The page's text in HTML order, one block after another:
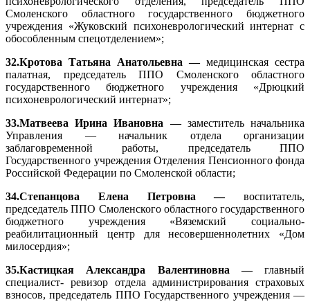
Смоленского областного государственного бюджетного
учреждения «Жуковский психоневрологический интернат с
обособленным спецотделением»;
32.Кротова Татьяна Анатольевна — медицинская сестра
палатная, председатель ППО Смоленского областного
государственного бюджетного учреждения «Дрюцкий
психоневрологический интернат»;
33.Матвеева Ирина Ивановна — заместитель начальника
Управления — начальник отдела организации
заблаговременной работы, председатель ППО
Государственного учреждения Отделения Пенсионного фонда
Российской Федерации по Смоленской области;
34.Степанцова Елена Петровна — воспитатель,
председатель ППО Смоленского областного государственного
бюджетного учреждения «Вяземский социально-
реабилитационный центр для несовершеннолетних «Дом
милосердия»;
35.Кастицкая Александра Валентиновна — главный
специалист- ревизор отдела администрирования страховых
взносов, председатель ППО Государственного учреждения —